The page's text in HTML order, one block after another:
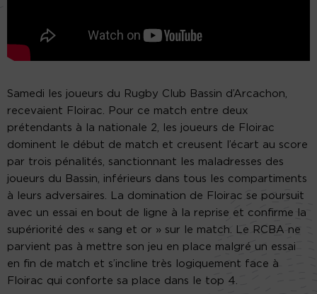
Samedi les joueurs du Rugby Club Bassin d’Arcachon,
recevaient Floirac. Pour ce match entre deux
prétendants à la nationale 2, les joueurs de Floirac
dominent le début de match et creusent l’écart au score
par trois pénalités, sanctionnant les maladresses des
joueurs du Bassin, inférieurs dans tous les compartiments
à leurs adversaires. La domination de Floirac se poursuit
avec un essai en bout de ligne à la reprise et confirme la
supériorité des « sang et or » sur le match. Le RCBA ne
parvient pas à mettre son jeu en place malgré un essai
en fin de match et s’incline très logiquement face à
Floirac qui conforte sa place dans le top 4.